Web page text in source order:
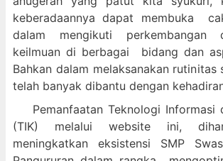
keberadaannya dapat membuka
dalam mengikuti perkembangan
keilmuan di berbagai bidang dan
Bahkan dalam melaksanakan
telah banyak dibantu dengan
Pemanfaatan Teknologi Informasi
(TIK) melalui website ini,
meningkatkan eksistensi SMP